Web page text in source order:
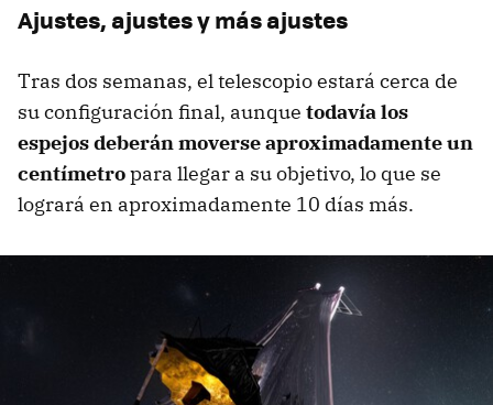
Ajustes, ajustes y más ajustes
Tras dos semanas, el telescopio estará cerca de
su configuración final, aunque todavía los
espejos deberán moverse aproximadamente un
centímetropara llegar a su objetivo, lo que se
logrará en aproximadamente 10 días más.